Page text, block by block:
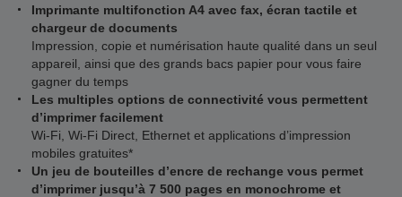
Imprimante multifonction A4 avec fax, écran tactile et
chargeur de documents
Impression, copie et numérisation haute qualité dans un seul
appareil, ainsi que des grands bacs papier pour vous faire
gagner du temps
Les multiples options de connectivité vous permettent
d’imprimer facilement
Wi-Fi, Wi-Fi Direct, Ethernet et applications d’impression
mobiles gratuites*
Un jeu de bouteilles d’encre de rechange vous permet
d’imprimer jusqu’à 7 500 pages en monochrome et